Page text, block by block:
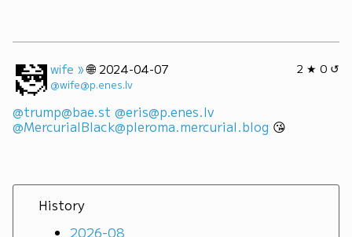
2 ★ 0 ↺
wife » 🌐 2024-04-07
@wife@p.enes.lv
@trump@bae.st @eris@p.enes.lv
@MercurialBlack@pleroma.mercurial.blog 😘
History
2026-08